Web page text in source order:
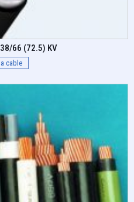
38/66 (72.5) KV
cable